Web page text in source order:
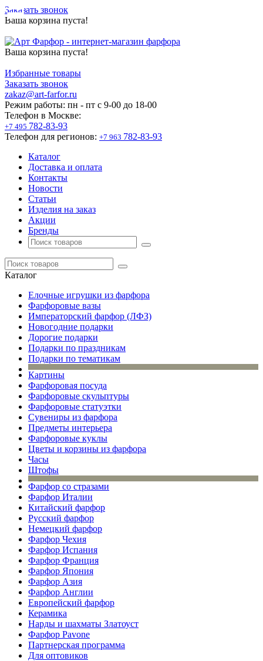
Заказать звонок
Ваша корзина пуста!
Ваша корзина пуста!
Избранные товары
Заказать звонок
zakaz@art-farfor.ru
Режим работы: пн - пт c 9-00 до 18-00
Телефон в Москве:
+7 495 782-83-93
Телефон для регионов: +7 963 782-83-93
Каталог
Доставка и оплата
Контакты
Новости
Статьи
Изделия на заказ
Акции
Бренды
Каталог
Елочные игрушки из фарфора
Фарфоровые вазы
Императорский фарфор (ЛФЗ)
Новогодние подарки
Дорогие подарки
Подарки по праздникам
Подарки по тематикам
Картины
Фарфоровая посуда
Фарфоровые скульптуры
Фарфоровые статуэтки
Сувениры из фарфора
Предметы интерьера
Фарфоровые куклы
Цветы и корзины из фарфора
Часы
Штофы
Фарфор со стразами
Фарфор Италии
Китайский фарфор
Русский фарфор
Немецкий фарфор
Фарфор Чехия
Фарфор Испания
Фарфор Франция
Фарфор Япония
Фарфор Азия
Фарфор Англии
Европейский фарфор
Керамика
Нарды и шахматы Златоуст
Фарфор Pavone
Партнерская программа
Для оптовиков